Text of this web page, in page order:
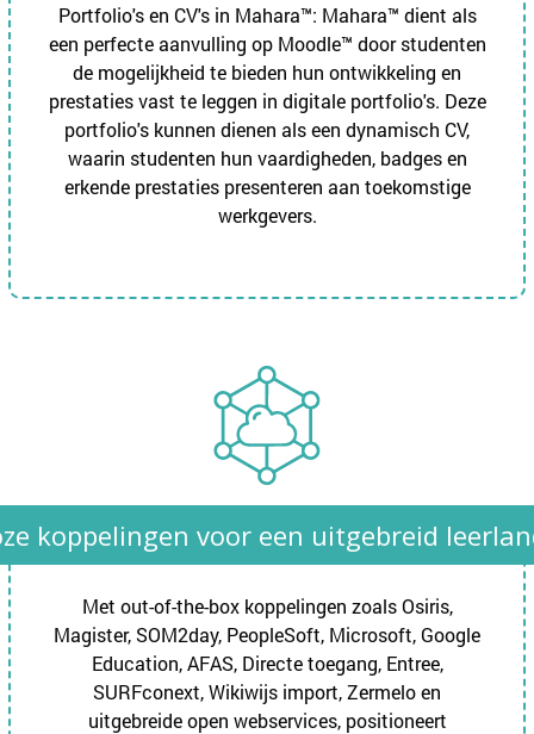
Portfolio's en CV's in Mahara™: Mahara™ dient als
een perfecte aanvulling op Moodle™ door studenten
de mogelijkheid te bieden hun ontwikkeling en
prestaties vast te leggen in digitale portfolio's. Deze
portfolio's kunnen dienen als een dynamisch CV,
waarin studenten hun vaardigheden, badges en
erkende prestaties presenteren aan toekomstige
werkgevers.
koppelingen voor een uitgebreid
Met out-of-the-box koppelingen zoals Osiris,
Magister, SOM2day, PeopleSoft, Microsoft, Google
Education, AFAS, Directe toegang, Entree,
SURFconext, Wikiwijs import, Zermelo en
uitgebreide open webservices, positioneert